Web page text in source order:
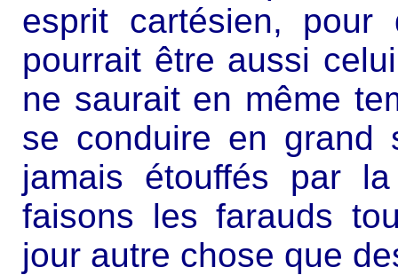
esprit cartésien,
pourrait être aussi
ne saurait en même
se conduire en grand
jamais étouffés par
faisons les farauds
jour autre chose que